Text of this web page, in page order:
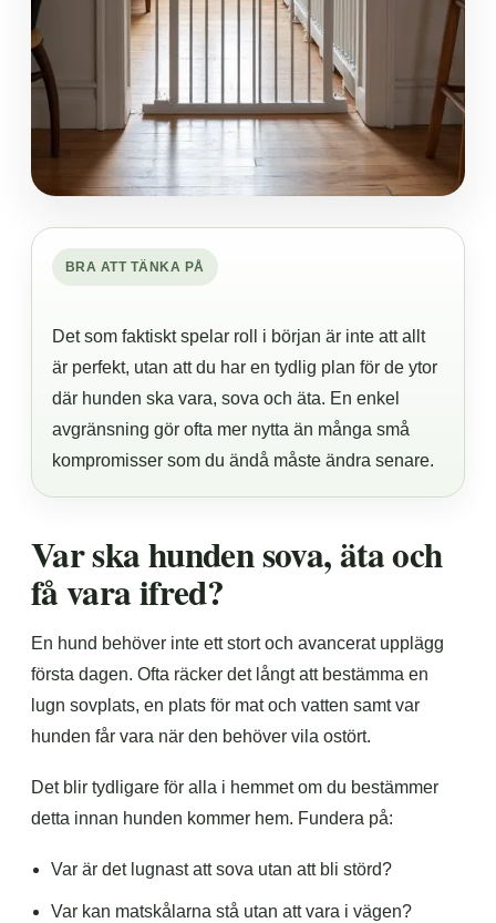
BRA ATT TÄNKA PÅ
Det som faktiskt spelar roll i början är inte att allt
är perfekt, utan att du har en tydlig plan för de ytor
där hunden ska vara, sova och äta. En enkel
avgränsning gör ofta mer nytta än många små
kompromisser som du ändå måste ändra senare.
Var ska hunden sova, äta och
få vara ifred?
En hund behöver inte ett stort och avancerat upplägg
första dagen. Ofta räcker det långt att bestämma en
lugn sovplats, en plats för mat och vatten samt var
hunden får vara när den behöver vila ostört.
Det blir tydligare för alla i hemmet om du bestämmer
detta innan hunden kommer hem. Fundera på:
Var är det lugnast att sova utan att bli störd?
Var kan matskålarna stå utan att vara i vägen?